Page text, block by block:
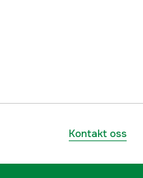
Kontakt oss